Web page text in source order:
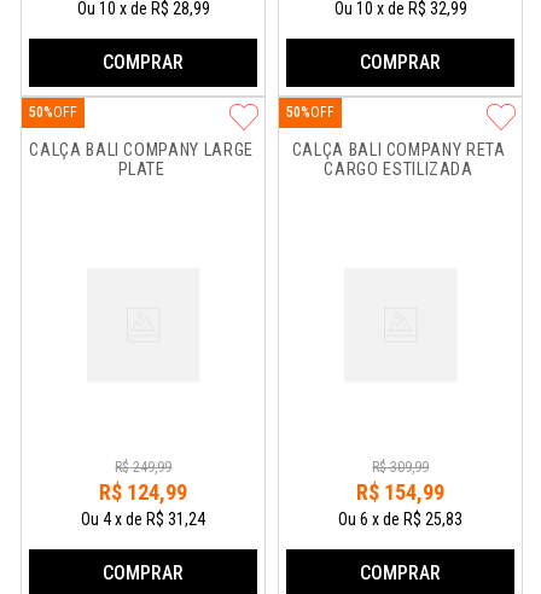
Ou 10 xde R$ 28,99
COMPRAR
Ou 10 xde R$ 32,99
COMPRAR
CALÇA BALI COMPANY LARGE
PLATE
50%
R$ 249,99
R$ 124,99
Ou4xde R$ 31,24
COMPRAR
CALÇA BALI COMPANY RETA
CARGO ESTILIZADA
50%
R$ 309,99
R$ 154,99
Ou6 xde R$ 25,83
COMPRAR